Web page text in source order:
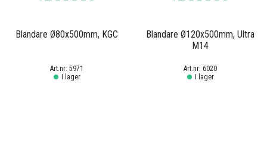
Blandare Ø80x500mm, KGC
5971
I lager
Blandare Ø120x500mm, Ultra
M14
6020
I lager